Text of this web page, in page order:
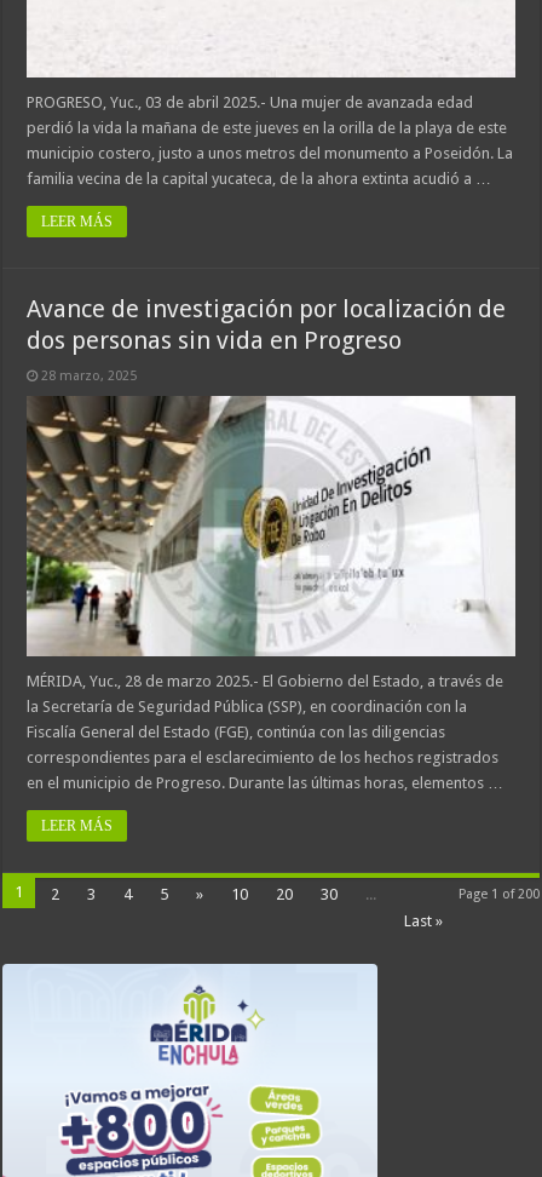
PROGRESO, Yuc., 03 de abril 2025.- Una mujer de avanzada edad
perdió la vida la mañana de este jueves en la orilla de la playa de este
municipio costero, justo a unos metros del monumento a Poseidón. La
familia vecina de la capital yucateca, de la ahora extinta acudió a …
LEER MÁS
Avance de investigación por localización de
dos personas sin vida en Progreso
28 marzo, 2025
MÉRIDA, Yuc., 28 de marzo 2025.- El Gobierno del Estado, a través de
la Secretaría de Seguridad Pública (SSP), en coordinación con la
Fiscalía General del Estado (FGE), continúa con las diligencias
correspondientes para el esclarecimiento de los hechos registrados
en el municipio de Progreso. Durante las últimas horas, elementos …
LEER MÁS
Page 1 of 200
1 2 3 4 5 » 10 20 30
...
Last »